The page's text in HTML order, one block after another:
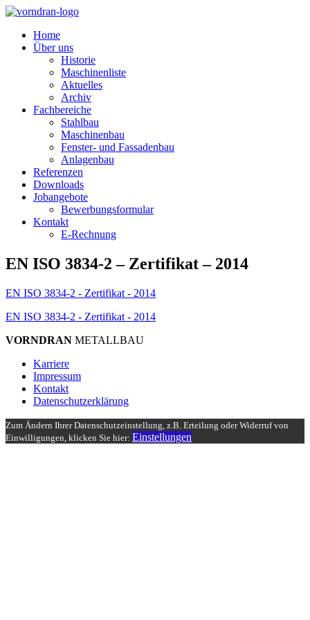
Home
Über uns
Historie
Maschinenliste
Aktuelles
Archiv
Fachbereiche
Stahlbau
Maschinenbau
Fenster- und Fassadenbau
Anlagenbau
Referenzen
Downloads
Jobangebote
Bewerbungsformular
Kontakt
E-Rechnung
EN ISO 3834-2 – Zertifikat – 2014
EN ISO 3834-2 - Zertifikat - 2014
EN ISO 3834-2 - Zertifikat - 2014
VORNDRAN METALLBAU
Karriere
Impressum
Kontakt
Datenschutzerklärung
Zum Ändern Ihrer Datenschutzeinstellung, z.B. Erteilung oder Widerruf von
Einwilligungen, klicken Sie hier: Einstellungen